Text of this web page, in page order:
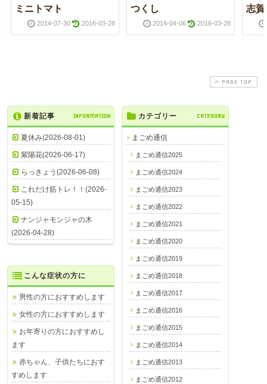
ミニトマト
2014-07-30 2016-03-28
つくし
2014-04-06 2016-03-28
志
PAGE TOP
新着記事 INFORMATION
夏休み(2026-08-01)
紫陽花(2026-06-17)
らっきょう(2026-06-08)
これだけ筋トレ！！(2026-
05-15)
ナンジャモンジャの木
(2026-04-28)
カテゴリー CATEGORY
まごめ通信
まごめ通信2025
まごめ通信2024
まごめ通信2023
まごめ通信2022
まごめ通信2021
まごめ通信2020
まごめ通信2019
まごめ通信2018
まごめ通信2017
まごめ通信2016
まごめ通信2015
まごめ通信2014
まごめ通信2013
まごめ通信2012
こんな症状の方に
男性の方におすすめします
女性の方におすすめします
お年寄りの方におすすめし
ます
赤ちゃん、子供たちにおす
すめします